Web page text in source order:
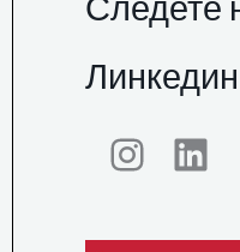
Линкедин